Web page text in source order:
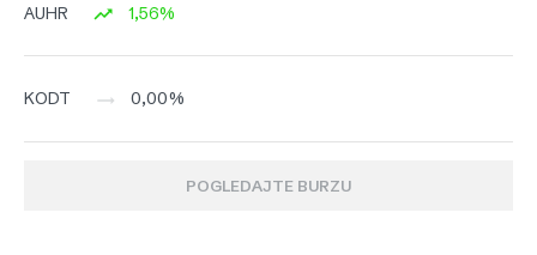
AUHR 1,56%
KODT 0,00%
POGLEDAJTE BURZU